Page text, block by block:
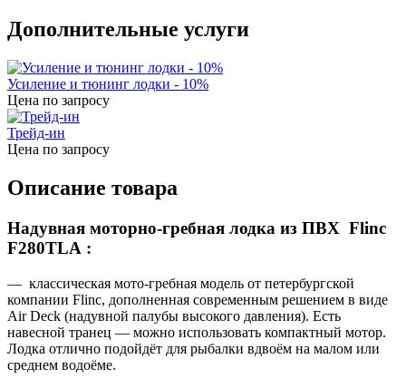
Дополнительные услуги
Усиление и тюнинг лодки - 10%
Цена по запросу
Трейд-ин
Цена по запросу
Описание товара
Надувная моторно-гребная лодка из ПВХ Flinc
F280TLA :
— классическая мото-гребная модель от петербургской
компании Flinc, дополненная современным решением в виде
Air Deck (надувной палубы высокого давления). Есть
навесной транец — можно использовать компактный мотор.
Лодка отлично подойдёт для рыбалки вдвоём на малом или
среднем водоёме.